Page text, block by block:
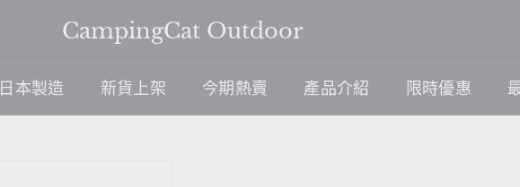
CampingCat Outdoor
日本製造 新貨上架 今期熱賣 產品介紹 限時優惠